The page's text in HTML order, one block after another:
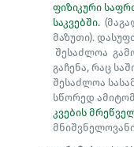
ფიზიკური
საკვებში.
მაზუთი).
შესაძლოა
გაჩენა, რაც
შესაძლოა
სწორედ
კვების